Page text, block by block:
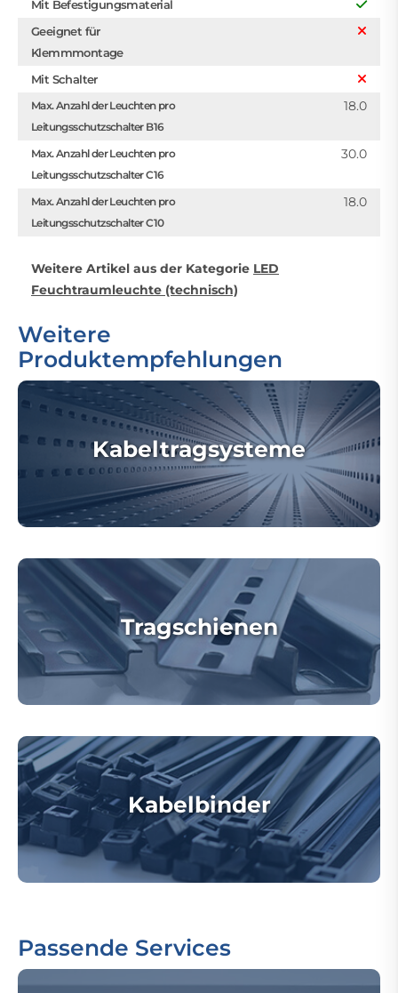
Mit Befestigungsmaterial
Geeignet für
Klemmmontage
Mit Schalter
Max. Anzahl der Leuchten pro
Leitungsschutzschalter B16
18.0
Max. Anzahl der Leuchten pro
Leitungsschutzschalter C16
30.0
Max. Anzahl der Leuchten pro
Leitungsschutzschalter C10
18.0
Weitere Artikel aus der Kategorie LED
Feuchtraumleuchte (technisch)
Weitere
Produktempfehlungen
Kabeltragsysteme
Tragschienen
Kabelbinder
Passende Services